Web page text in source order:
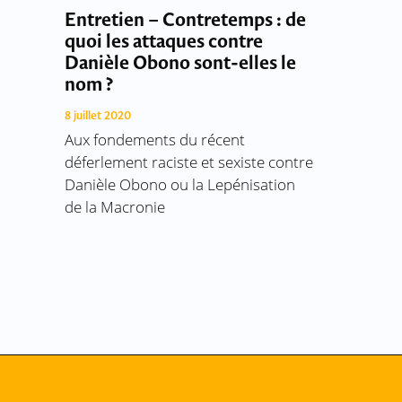
Entretien – Contretemps : de
quoi les attaques contre
Danièle Obono sont-elles le
nom ?
8 juillet 2020
Aux fondements du récent
déferlement raciste et sexiste contre
Danièle Obono ou la Lepénisation
de la Macronie